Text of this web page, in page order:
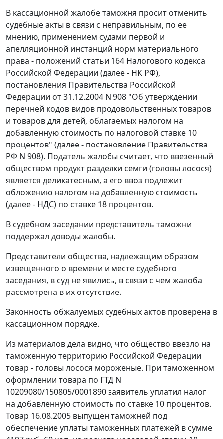
В кассационной жалобе таможня просит отменить
судебные акты в связи с неправильным, по ее
мнению, применением судами первой и
апелляционной инстанций норм материального
права - положений статьи 164 Налогового кодекса
Российской Федерации (далее - НК РФ),
постановления Правительства Российской
Федерации от 31.12.2004 N 908 "Об утверждении
перечней кодов видов продовольственных товаров
и товаров для детей, облагаемых налогом на
добавленную стоимость по налоговой ставке 10
процентов" (далее - постановление Правительства
РФ N 908). Податель жалобы считает, что ввезенный
обществом продукт разделки семги (головы лосося)
является деликатесным, а его ввоз подлежит
обложению налогом на добавленную стоимость
(далее - НДС) по ставке 18 процентов.
В судебном заседании представитель таможни
поддержал доводы жалобы.
Представители общества, надлежащим образом
извещенного о времени и месте судебного
заседания, в суд не явились, в связи с чем жалоба
рассмотрена в их отсутствие.
Законность обжалуемых судебных актов проверена в
кассационном порядке.
Из материалов дела видно, что общество ввезло на
таможенную территорию Российской Федерации
товар - головы лосося мороженые. При таможенном
оформлении товара по ГТД N
10209080/150805/0001890 заявитель уплатил налог
на добавленную стоимость по ставке 10 процентов.
Товар 16.08.2005 выпущен таможней под
обеспечение уплаты таможенных платежей в сумме